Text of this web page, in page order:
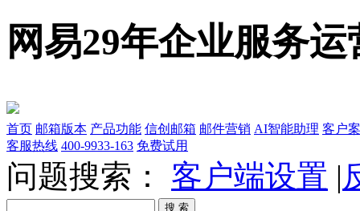
网易29年企业服务
首页 邮箱版本 产品功能 信创邮箱 邮件营销 AI智能助理 客户
客服热线 400-9933-163 免费试用
问题搜索： 客户端设置 |